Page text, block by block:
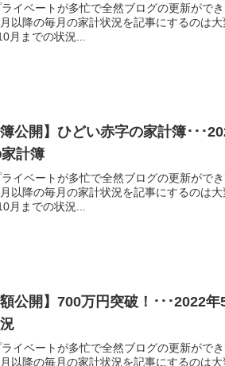
イベートが多忙で全然ブログの更新ができ
以降の毎月の家計状況を記事にするのは
月までの状況...
簿公開】ひどい赤字の家計簿･･･
計簿
イベートが多忙で全然ブログの更新ができ
以降の毎月の家計状況を記事にするのは
月までの状況...
額公開】700万円突破！･･･2022
イベートが多忙で全然ブログの更新ができ
以降の毎月の家計状況を記事にするのは